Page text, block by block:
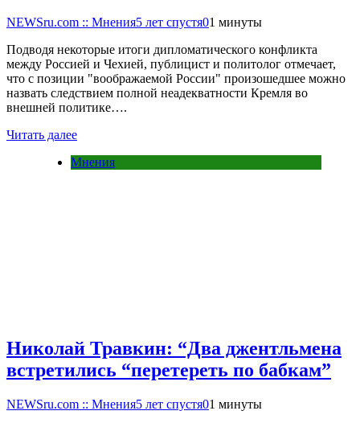
NEWSru.com :: Мнения5 лет спустя01 минуты
Подводя некоторые итоги дипломатического конфликта
между Россией и Чехией, публицист и политолог отмечает,
что с позиции "воображаемой России" произошедшее можно
назвать следствием полной неадекватности Кремля во
внешней политике….
Читать далее
Мнения
Николай Травкин: “Два джентльмена
встретились “перетереть по бабкам”
NEWSru.com :: Мнения5 лет спустя01 минуты